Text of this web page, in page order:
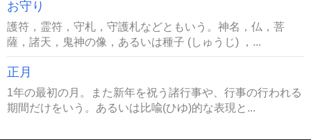
お守り
護符，霊符，守札，守護札などともいう。神名，仏，菩
薩，諸天，鬼神の像，あるいは種子 (しゅうじ) ，...
正月
1年の最初の月。また新年を祝う諸行事や、行事の行われる
期間だけをいう。あるいは比喩(ひゆ)的な表現と...